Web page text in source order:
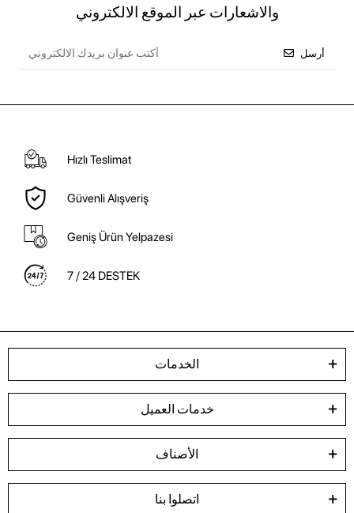
والاشعارات عبر الموقع الالكتروني
أرسل
Hızlı Teslimat
Güvenli Alışveriş
Geniş Ürün Yelpazesi
7 / 24 DESTEK
الخدمات
خدمات العميل
الأصناف
اتصلوا بنا